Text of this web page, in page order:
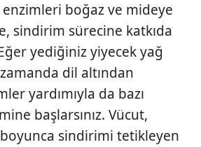
enzimleri boğaz ve mideye
sindirim sürecine katkıda
yediğiniz yiyecek yağ
dil altından
yardımıyla da bazı
başlarsınız. Vücut,
sindirimi tetikleyen